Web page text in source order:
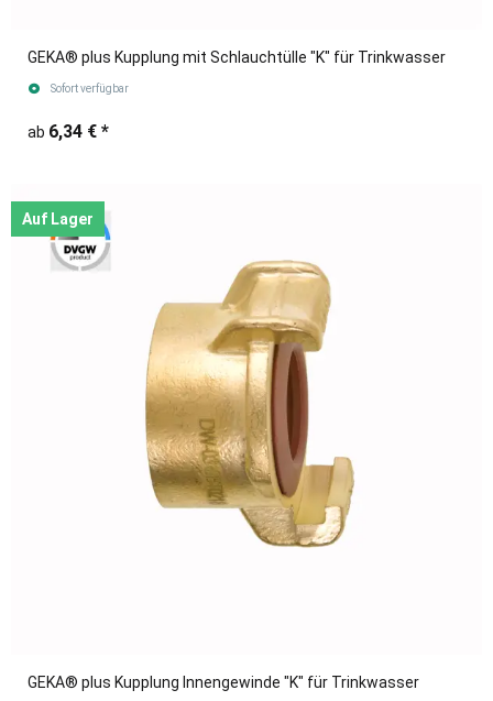
GEKA® plus Kupplung mit Schlauchtülle "K" für Trinkwasser
Sofort verfügbar
ab 6,34 € *
Auf Lager
GEKA® plus Kupplung Innengewinde "K" für Trinkwasser